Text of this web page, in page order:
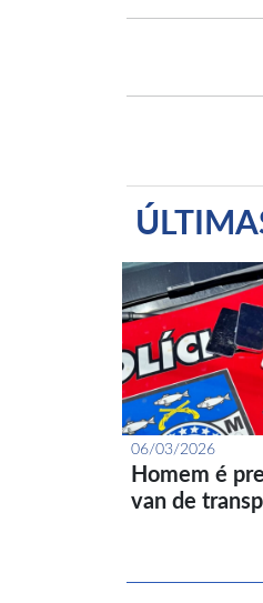
06/03/2026
Homem é
van de